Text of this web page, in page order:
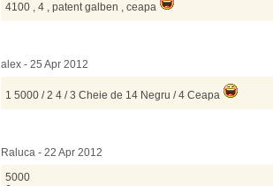
4100 , 4 , patent galben , ceapa
alex - 25 Apr 2012
1 5000 / 2 4 / 3 Cheie de 14 Negru / 4 Ceapa
Raluca - 22 Apr 2012
5000